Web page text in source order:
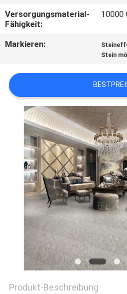
EIN
ANGEBOT
SITEMAP
Versorgungsmaterial-
Fähigkeit:
Markieren:
Stein
Produkt-Beschreibung